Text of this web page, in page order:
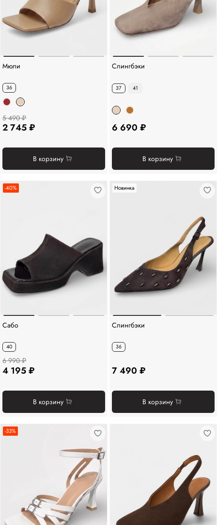
Мюли
36
5 490 ₽
2 745 ₽
В корзину
Слингбэки
37 41
6 690 ₽
В корзину
-40%
Сабо
40
6 990 ₽
4 195 ₽
В корзину
Новинка
Слингбэки
36
7 490 ₽
В корзину
-33%